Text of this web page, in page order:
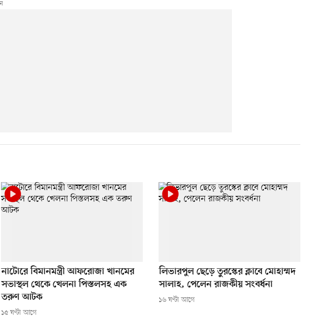
নাটোরে বিমানমন্ত্রী আফরোজা খানমের
সভাস্থল থেকে খেলনা পিস্তলসহ এক
তরুণ আটক
১৫ ঘণ্টা আগে
লিভারপুল ছেড়ে তুরস্কের ক্লাবে মোহাম্মদ
সালাহ, পেলেন রাজকীয় সংবর্ধনা
১৬ ঘণ্টা আগে